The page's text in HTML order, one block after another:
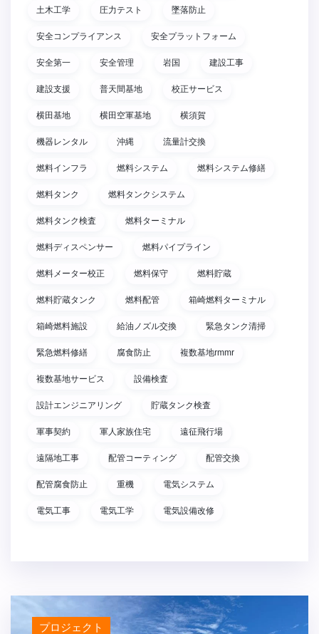
プロジェクト
土木工学 圧力テスト 墜落防止
安全コンプライアンス 安全プラットフォーム
安全第一 安全管理 岩国 建設工事
建設支援 普天間基地 校正サービス
横田基地 横田空軍基地 横須賀
機器レンタル 沖縄 流量計交換
燃料インフラ 燃料システム 燃料システム修繕
燃料タンク 燃料タンクシステム
燃料タンク検査 燃料ターミナル
燃料ディスペンサー 燃料パイプライン
燃料メーター校正 燃料保守 燃料貯蔵
燃料貯蔵タンク 燃料配管 箱崎燃料ターミナル
箱崎燃料施設 給油ノズル交換 緊急タンク清掃
緊急燃料修繕 腐食防止 複数基地rmmr
複数基地サービス 設備検査
設計エンジニアリング 貯蔵タンク検査
軍事契約 軍人家族住宅 遠征飛行場
遠隔地工事 配管コーティング 配管交換
配管腐食防止 重機 電気システム
電気工事 電気工学 電気設備改修